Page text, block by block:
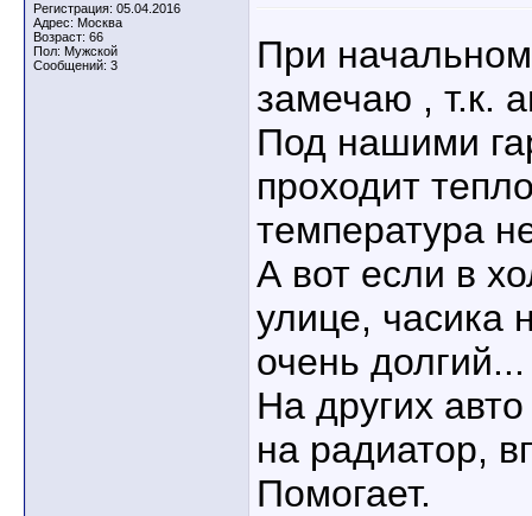
Регистрация: 05.04.2016
Адрес: Москва
Возраст: 66
Пол: Мужской
Сообщений: 3
При
замечаю , т.к.
Под нашими
проходит
температура
А вот если в
улице, часика
очень долгий...
На других
на радиатор,
Помогает.